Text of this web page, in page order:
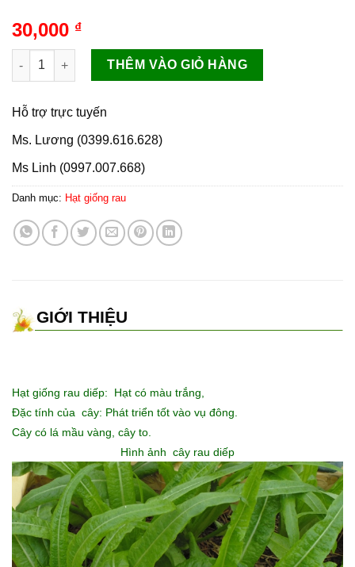
30,000 ₫
Hạt giống rau Riếp tỉa số lượng
THÊM VÀO GIỎ HÀNG
Hỗ trợ trực tuyến
Ms. Lương (0399.616.628)
Ms Linh (0997.007.668)
Danh mục: Hạt giống rau
GIỚI THIỆU
Hạt giống rau diếp: Hạt có màu trắng,
Đặc tính của cây: Phát triển tốt vào vụ đông.
Cây có lá mầu vàng, cây to.
Hình ảnh cây rau diếp